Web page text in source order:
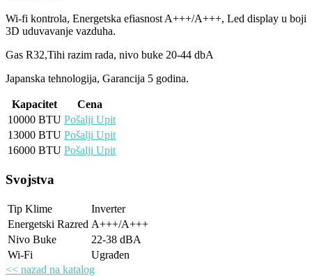
Wi-fi kontrola, Energetska efiasnost A+++/A+++, Led display u boji
3D uduvavanje vazduha.
Gas R32,Tihi razim rada, nivo buke 20-44 dbA
Japanska tehnologija, Garancija 5 godina.
Kapacitet
Cena
10000 BTU Pošalji Upit
13000 BTU Pošalji Upit
16000 BTU Pošalji Upit
Svojstva
Tip Klime
Inverter
Energetski Razred A+++/A+++
Nivo Buke
22-38 dBA
Wi-Fi
Ugrađen
<< nazad na katalog